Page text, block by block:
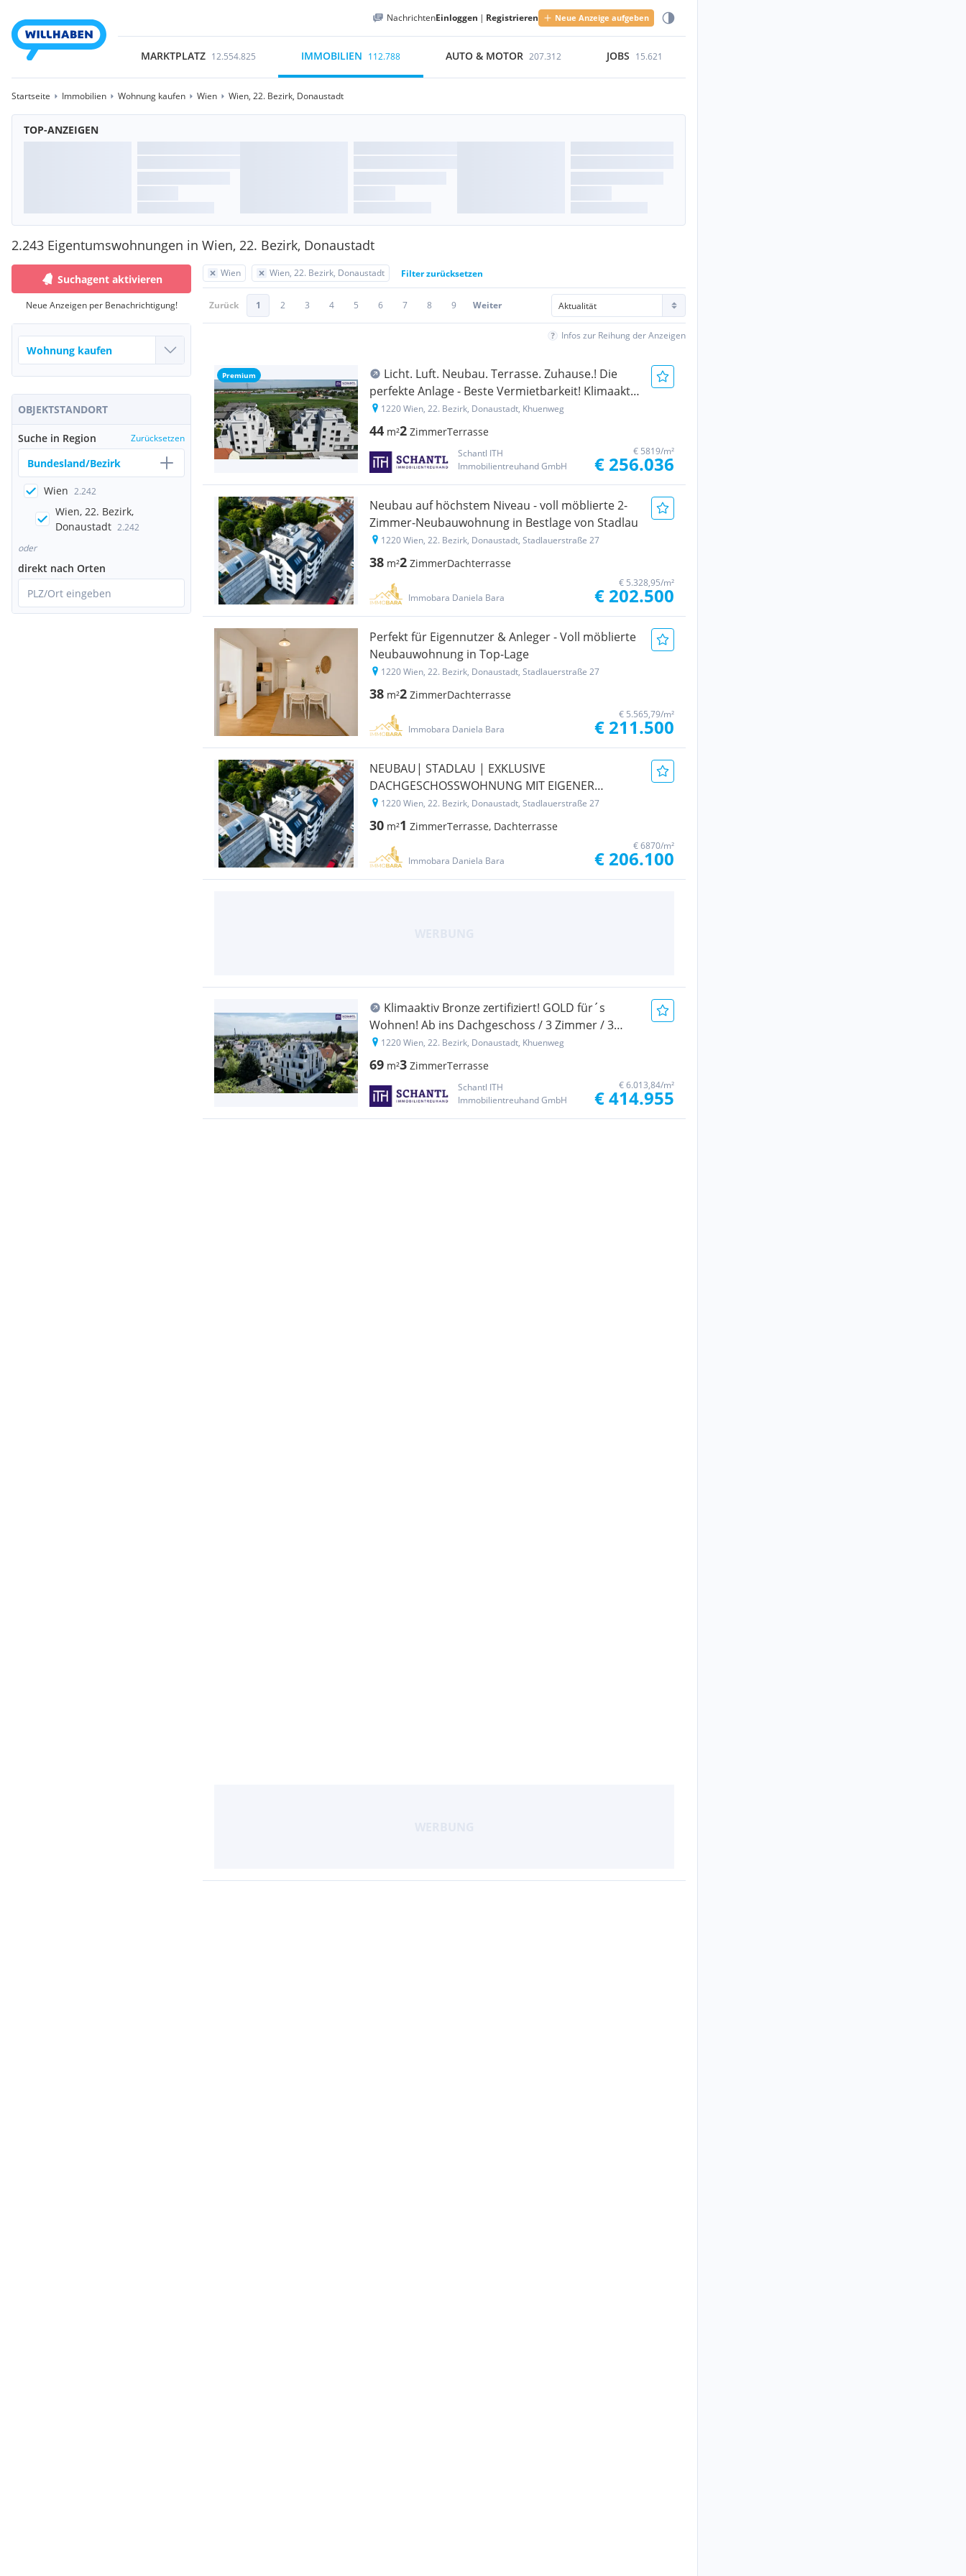
NachrichtenEinloggen | Registrieren Neue Anzeige aufgeben
MARKTPLATZ 12.554.825 IMMOBILIEN 112.788 AUTO & MOTOR 207.312 JOBS 15.621
Startseite Immobilien Wohnung kaufen Wien Wien, 22. Bezirk, Donaustadt
TOP-ANZEIGEN
2.243 Eigentumswohnungen in Wien, 22. Bezirk, Donaustadt
Suchagent aktivieren
Neue Anzeigen per Benachrichtigung!
OBJEKTSTANDORT
Suche in Region Zurücksetzen
Bundesland/Bezirk
Wien 2.242
Wien, 22. Bezirk,
Donaustadt 2.242
oder
direkt nach Orten
PLZ/Ort eingeben
Wien Wien, 22. Bezirk, Donaustadt Filter zurücksetzen
Zurück 1 2 3 4 5 6 7 8 9 Weiter
Infos zur Reihung der Anzeigen
Premium
Licht. Luft. Neubau. Terrasse. Zuhause.! Die
perfekte Anlage - Beste Vermietbarkeit! Klimaaktiv
Bronze! Ideale Kleinwohnung + Ruhige
Seitengasse + Luftwärmepumpe und Solaranlage
1220 Wien, 22. Bezirk, Donaustadt, Khuenweg
44 m²2 ZimmerTerrasse
Schantl ITH
Immobilientreuhand GmbH
€ 5819/m²
€ 256.036
Neubau auf höchstem Niveau - voll möblierte 2-
Zimmer-Neubauwohnung in Bestlage von Stadlau
1220 Wien, 22. Bezirk, Donaustadt, Stadlauerstraße 27
38 m²2 ZimmerDachterrasse
Immobara Daniela Bara
€ 5.328,95/m²
€ 202.500
Perfekt für Eigennutzer & Anleger - Voll möblierte
Neubauwohnung in Top-Lage
1220 Wien, 22. Bezirk, Donaustadt, Stadlauerstraße 27
38 m²2 ZimmerDachterrasse
Immobara Daniela Bara
€ 5.565,79/m²
€ 211.500
NEUBAU| STADLAU | EXKLUSIVE
DACHGESCHOSSWOHNUNG MIT EIGENER
TERRASSE
1220 Wien, 22. Bezirk, Donaustadt, Stadlauerstraße 27
30 m²1 ZimmerTerrasse, Dachterrasse
Immobara Daniela Bara
€ 6870/m²
€ 206.100
Klimaaktiv Bronze zertifiziert! GOLD für´s
Wohnen! Ab ins Dachgeschoss / 3 Zimmer / 3
Terrassen / Viel Lebensqualität! Wärmepumpe
und Solaranlage + Naturnahe Gewässer ums Eck!
1220 Wien, 22. Bezirk, Donaustadt, Khuenweg
69 m²3 ZimmerTerrasse
Schantl ITH
Immobilientreuhand GmbH
€ 6.013,84/m²
€ 414.955